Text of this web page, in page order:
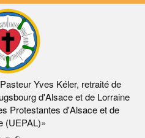
Yves Kéler, retraité de
d'Alsace et de Lorraine
Protestantes d'Alsace et de
(UEPAL)»